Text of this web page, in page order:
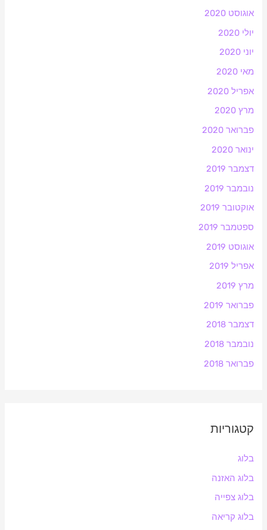
אוגוסט 2020
יולי 2020
יוני 2020
מאי 2020
אפריל 2020
מרץ 2020
פברואר 2020
ינואר 2020
דצמבר 2019
נובמבר 2019
אוקטובר 2019
ספטמבר 2019
אוגוסט 2019
אפריל 2019
מרץ 2019
פברואר 2019
דצמבר 2018
נובמבר 2018
פברואר 2018
קטגוריות
בלוג
בלוג האזנה
בלוג צפייה
בלוג קריאה